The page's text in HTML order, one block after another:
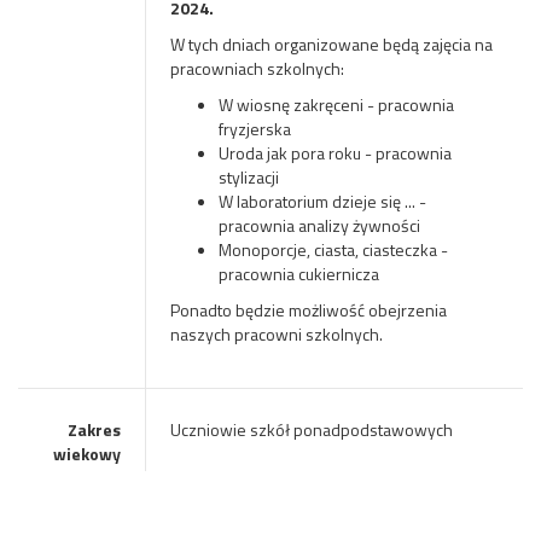
2024.
W tych dniach organizowane będą zajęcia na
pracowniach szkolnych:
W wiosnę zakręceni - pracownia
fryzjerska
Uroda jak pora roku - pracownia
stylizacji
W laboratorium dzieje się ... -
pracownia analizy żywności
Monoporcje, ciasta, ciasteczka -
pracownia cukiernicza
Ponadto będzie możliwość obejrzenia
naszych pracowni szkolnych.
Zakres
wiekowy
Uczniowie szkół ponadpodstawowych